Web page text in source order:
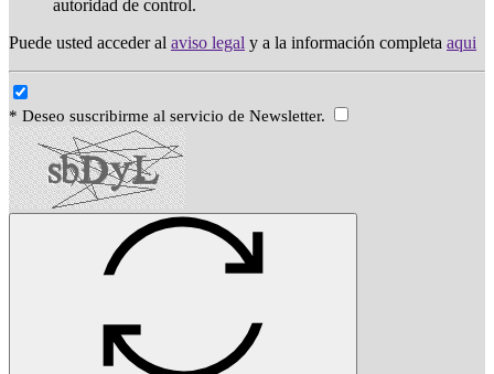
autoridad de control.
Puede usted acceder al aviso legal y a la información completa aqui
* Deseo suscribirme al servicio de Newsletter.